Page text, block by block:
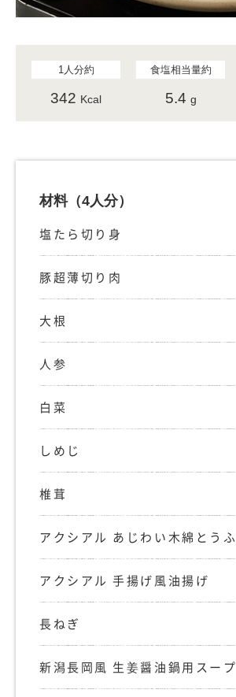
1人分約
342 Kcal
食塩相当量約
5.4 g
材料（4人分）
塩たら切り身
豚超薄切り肉
大根
人参
白菜
しめじ
椎茸
アクシアル あじわい木綿とうふ
アクシアル 手揚げ風油揚げ
長ねぎ
新潟長岡風 生姜醤油鍋用スープ